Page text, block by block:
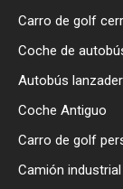
Carro de golf
Coche de
Autobús
Coche Antiguo
Carro de golf
Camión industrial